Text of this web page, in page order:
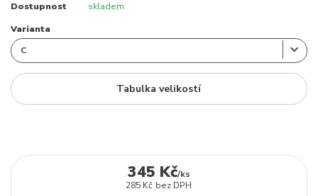
Dostupnost skladem
Varianta
Tabulka velikostí
345 Kč/ks
285 Kč bez DPH